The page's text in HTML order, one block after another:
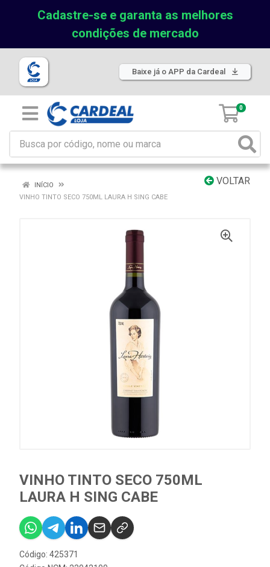
Cadastre-se e garanta as melhores
condições de mercado
Baixe já o APP da Cardeal
0
VOLTAR
INÍCIO
VINHO TINTO SECO 750ML LAURA H SING CABE
VINHO TINTO SECO 750ML
LAURA H SING CABE
Código: 425371